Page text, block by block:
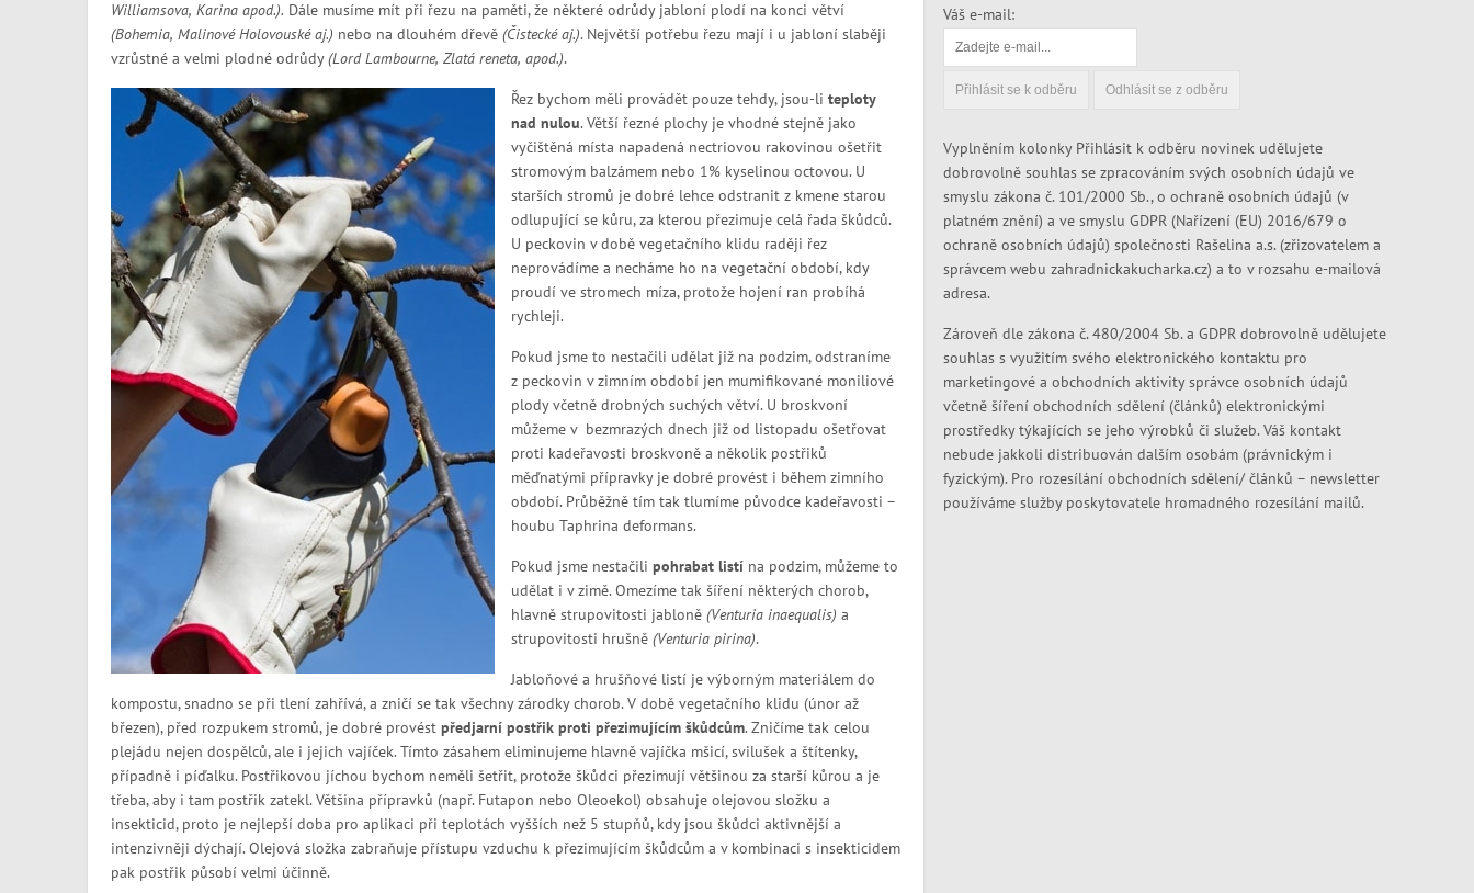
Williamsova, Karina apod.). Dále musíme mít při řezu na paměti, že některé odrůdy jabloní plodí na konci větví
(Bohemia, Malinové Holovouské aj.) nebo na dlouhém dřevě (Čistecké aj.). Největší potřebu řezu mají i u jabloní slaběji
vzrůstné a velmi plodné odrůdy(Lord Lambourne, Zlatá reneta, apod.).
Řez bychom měli provádět pouze tehdy, jsou-li teploty
nad nulou. Větší řezné plochy je vhodné stejně jako
vyčištěná místa napadená nectriovou rakovinou ošetřit
stromovým balzámem nebo 1% kyselinou octovou. U
starších stromů je dobré lehce odstranit z kmene starou
odlupující se kůru, za kterou přezimuje celá řada škůdců.
U peckovin v době vegetačního klidu raději řez
neprovádíme a necháme ho na vegetační období, kdy
proudí ve stromech míza, protože hojení ran probíhá
rychleji.
Pokud jsme to nestačili udělat již na podzim, odstraníme
z peckovin v zimním období jen mumifikované moniliové
plody včetně drobných suchých větví. U broskvoní
můžeme v bezmrazých dnech již od listopadu ošetřovat
proti kadeřavosti broskvoně a několik postřiků
měďnatými přípravky je dobré provést i během zimního
období. Průběžně tím tak tlumíme původce kadeřavosti –
houbu Taphrina deformans.
Pokud jsme nestačili pohrabat listína podzim, můžeme to
udělat i v zimě. Omezíme tak šíření některých chorob,
hlavně strupovitosti jabloně (Venturia inaequalis) a
strupovitosti hrušně (Venturia pirina).
Jabloňové a hrušňové listí je výborným materiálem do
kompostu, snadno se při tlení zahřívá, a zničí se tak všechny zárodky chorob. V době vegetačního klidu (únor až
březen), před rozpukem stromů, je dobré provéstpředjarní postřik proti přezimujícím škůdcům. Zničíme tak celou
plejádu nejen dospělců, ale i jejich vajíček. Tímto zásahem eliminujeme hlavně vajíčka mšicí, svilušek a štítenky,
případně i píďalku. Postřikovou jíchou bychom neměli šetřit, protože škůdci přezimují většinou za starší kůrou a je
třeba, aby i tam postřik zatekl. Většina přípravků (např. Futapon nebo Oleoekol) obsahuje olejovou složku a
insekticid, proto je nejlepší doba pro aplikaci při teplotách vyšších než 5 stupňů, kdy jsou škůdci aktivnější a
intenzivněji dýchají. Olejová složka zabraňuje přístupu vzduchu k přezimujícím škůdcům a v kombinaci s insekticidem
pak postřik působí velmi účinně.
Váš e-mail:
Vyplněním kolonky Přihlásit k odběru novinek udělujete
dobrovolně souhlas se zpracováním svých osobních údajů ve
smyslu zákona č. 101/2000 Sb., o ochraně osobních údajů (v
platném znění) a ve smyslu GDPR (Nařízení (EU) 2016/679 o
ochraně osobních údajů) společnosti Rašelina a.s. (zřizovatelem a
správcem webu zahradnickakucharka.cz) a to v rozsahu e-mailová
adresa.
Zároveň dle zákona č. 480/2004 Sb. a GDPR dobrovolně udělujete
souhlas s využitím svého elektronického kontaktu pro
marketingové a obchodních aktivity správce osobních údajů
včetně šíření obchodních sdělení (článků) elektronickými
prostředky týkajících se jeho výrobků či služeb. Váš kontakt
nebude jakkoli distribuován dalším osobám (právnickým i
fyzickým). Pro rozesílání obchodních sdělení/ článků – newsletter
používáme služby poskytovatele hromadného rozesílání mailů.